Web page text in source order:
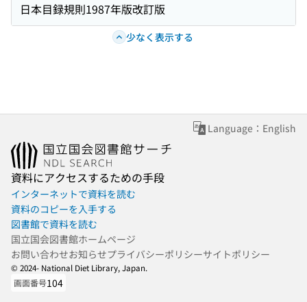
日本目録規則1987年版改訂版
少なく表示する
Language：English
資料にアクセスするための手段
インターネットで資料を読む
資料のコピーを入手する
図書館で資料を読む
国立国会図書館ホームページ
お問い合わせお知らせプライバシーポリシーサイトポリシー
© 2024- National Diet Library, Japan.
画面番号104